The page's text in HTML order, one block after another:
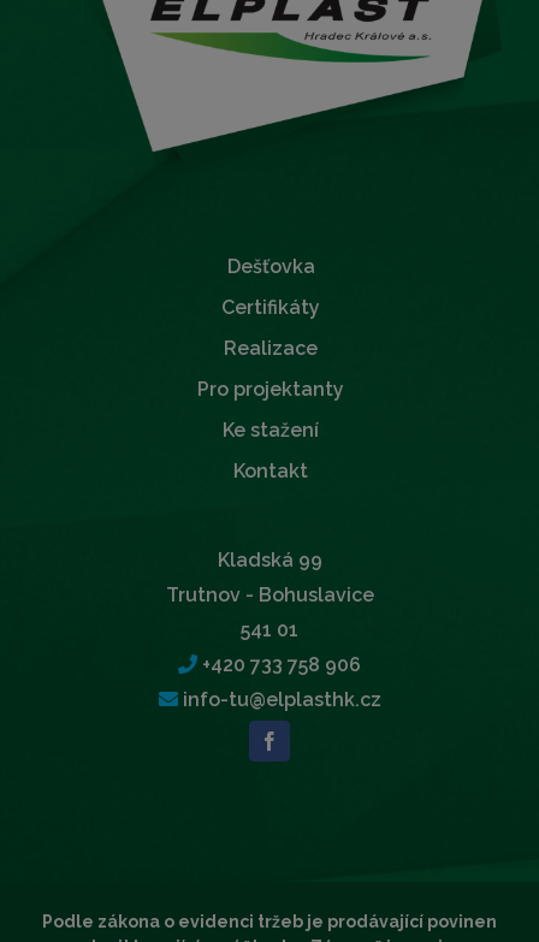
Dešťovka
Certifikáty
Realizace
Pro projektanty
Ke stažení
Kontakt
Kladská 99
Trutnov - Bohuslavice
541 01
+420 733 758 906
info-tu@elplasthk.cz
Podle zákona o evidenci tržeb je prodávající povinen